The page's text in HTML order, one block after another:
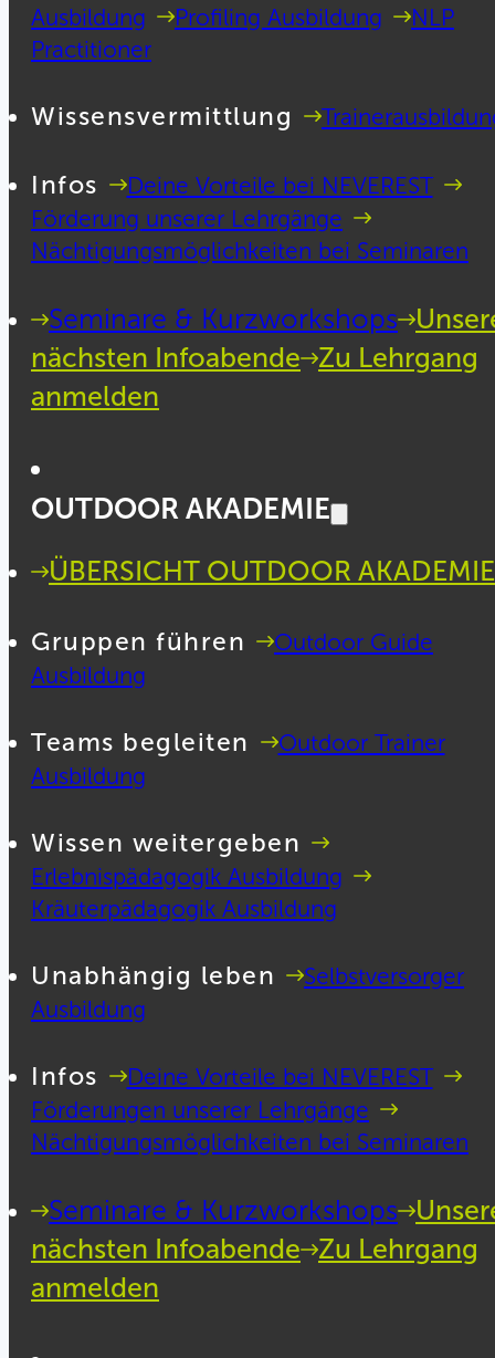
Ausbildung
Profiling Ausbildung
NLP
Practitioner
Wissensvermittlung
Infos
Deine Vorteile bei NEVEREST
Förderung unserer Lehrgänge
Nächtigungsmöglichkeiten bei Seminaren
Seminare & Kurzworkshops
nächsten Infoabende Zu Lehrgang
anmelden
OUTDOOR AKADEMIE
ÜBERSICHT OUTDOOR AKADEMIE
Gruppen führen
Outdoor Guide
Ausbildung
Teams begleiten
Outdoor Trainer
Ausbildung
Wissen weitergeben
Erlebnispädagogik Ausbildung
Kräuterpädagogik Ausbildung
Unabhängig leben
Selbstversorger
Ausbildung
Infos
Deine Vorteile bei NEVEREST
Förderungen unserer Lehrgänge
Nächtigungsmöglichkeiten bei Seminaren
Seminare & Kurzworkshops
nächsten Infoabende Zu Lehrgang
anmelden